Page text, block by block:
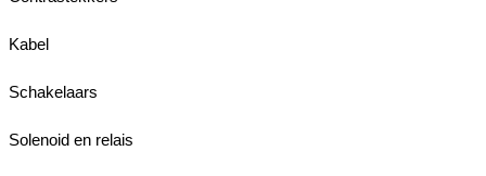
Kabel
Schakelaars
Solenoid en relais